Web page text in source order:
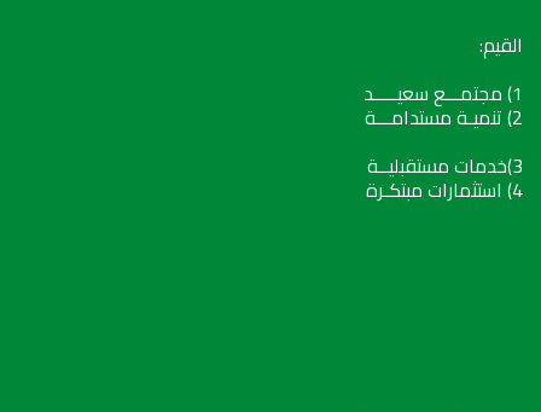
القيم:
1) مجتمـــع سعيـــــد
2) تنميـة مستدامـــة
3)خدمات مستقبليــة
4) استثمارات مبتكـرة